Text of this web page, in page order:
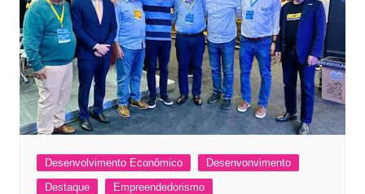
Desenvolvimento Econômico
Desenvonvimento
Destaque
Empreendedorismo